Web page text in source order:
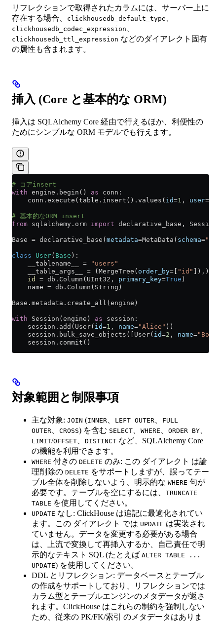
リフレクションで取得されたカラムには、サーバー上に
存在する場合、
clickhousedb_default_type
clickhousedb_codec_expression
clickhousedb_ttl_expression などのダイアレクト固有
の属性も含まれます。
挿入 (Core と基本的な ORM)
挿入は SQLAlchemy Core 経由で行えるほか、利便性の
ためにシンプルな ORM モデルでも行えます。
# コアinsert
with engine.begin() as conn:
    conn.execute(table.insert().values(
id=1 , user=
# 基本的なORM insert
from sqlalchemy.orm import declarative_base, Session
Base = declarative_base( metadata=MetaData( schema=
class User( Base ):
    __tablename__
= "users"
    __table_args__
= (MergeTree( order_by= "id"
]),)
    id
= db.Column(UInt32, primary_key=True )
    name
= db.Column(String)
Base.metadata.create_all(engine)
with Session(engine) as session:
    session.add(User(
id=1 , name="Alice" ))
    session.bulk_save_objects([User(
id=2 , name="Bob"
    session.commit()
対象範囲と制限事項
主な対象: JOIN (INNER LEFT OUTER
FULL
OUTER
CROSS) を含む SELECT WHERE ORDER BY
LIMIT/OFFSET DISTINCT など、SQLAlchemy Core
の機能を利用できます。
WHERE 付きの DELETE のみ: この ダイアレクト は論
理削除の DELETE をサポートしますが、誤ってテー
ブル全体を削除しないよう、明示的な WHERE 句が
必要です。テーブルを空にするには、 TRUNCATE
TABLE を使用してください。
UPDATE なし: ClickHouse は追記に最適化されてい
ます。この ダイアレクト では UPDATE は実装され
ていません。データを変更する必要がある場合
は、上流で変換して再挿入するか、自己責任で明
示的なテキスト SQL (たとえば ALTER TABLE ...
UPDATE) を使用してください。
DDL とリフレクション: データベースとテーブル
の作成をサポートしており、リフレクションでは
カラム型とテーブルエンジンのメタデータが返さ
れます。ClickHouse はこれらの制約を強制しない
ため、従来の PK/FK/索引 のメタデータはありま